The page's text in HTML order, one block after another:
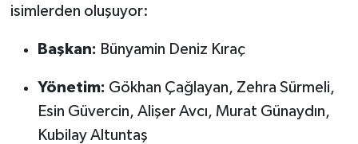
isimlerden oluşuyor:
Başkan: Bünyamin Deniz Kıraç
Yönetim: Gökhan Çağlayan, Zehra Sürmeli,
Esin Güvercin, Alişer Avcı, Murat Günaydın,
Kubilay Altuntaş